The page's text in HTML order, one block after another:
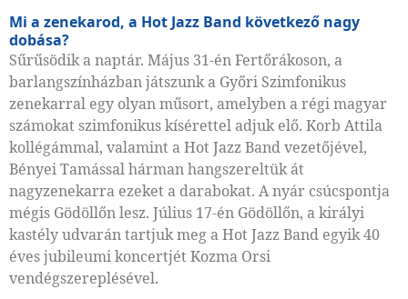
Mi a zenekarod, a Hot Jazz Band következő nagy
dobása?
Sűrűsödik a naptár. Május 31-én Fertőrákoson, a
barlangszínházban játszunk a Győri Szimfonikus
zenekarral egy olyan műsort, amelyben a régi magyar
számokat szimfonikus kísérettel adjuk elő. Korb Attila
kollégámmal, valamint a Hot Jazz Band vezetőjével,
Bényei Tamással hárman hangszereltük át
nagyzenekarra ezeket a darabokat. A nyár csúcspontja
mégis Gödöllőn lesz. Július 17-én Gödöllőn, a királyi
kastély udvarán tartjuk meg a Hot Jazz Band egyik 40
éves jubileu­mi koncertjét Kozma Orsi
vendégszereplésével.